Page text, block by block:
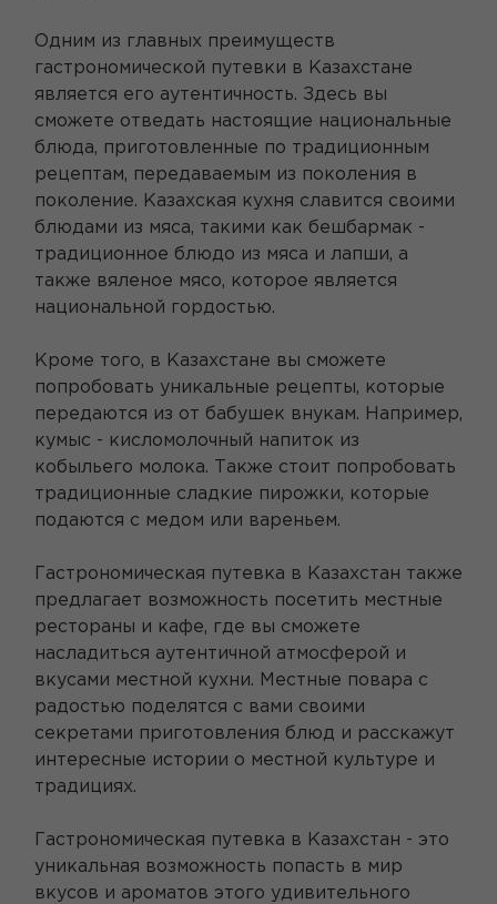
Одним из главных преимуществ
гастрономической путевки в Казахстане
является его аутентичность. Здесь вы
сможете отведать настоящие национальные
блюда, приготовленные по традиционным
рецептам, передаваемым из поколения в
поколение. Казахская кухня славится своими
блюдами из мяса, такими как бешбармак -
традиционное блюдо из мяса и лапши, а
также вяленое мясо, которое является
национальной гордостью.
Кроме того, в Казахстане вы сможете
попробовать уникальные рецепты, которые
передаются из от бабушек внукам. Например,
кумыс - кисломолочный напиток из
кобыльего молока. Также стоит попробовать
традиционные сладкие пирожки, которые
подаются с медом или вареньем.
Гастрономическая путевка в Казахстан также
предлагает возможность посетить местные
рестораны и кафе, где вы сможете
насладиться аутентичной атмосферой и
вкусами местной кухни. Местные повара с
радостью поделятся с вами своими
секретами приготовления блюд и расскажут
интересные истории о местной культуре и
традициях.
Гастрономическая путевка в Казахстан - это
уникальная возможность попасть в мир
вкусов и ароматов этого удивительного